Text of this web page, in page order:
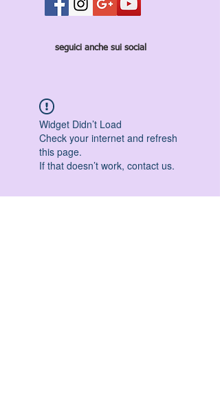
seguici anche sui social
Widget Didn’t Load
Check your internet and refresh
this page.
If that doesn’t work, contact us.